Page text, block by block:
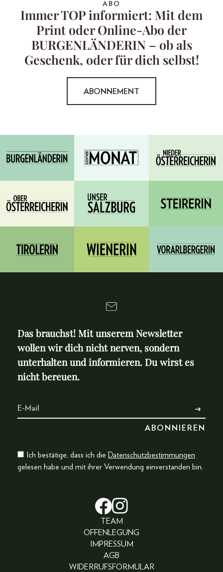
ABO
Immer TOP informiert: Mit dem
Print oder Online-Abo der
BURGENLÄNDERIN – ob als
Geschenk, oder für dich selbst!
ABONNEMENT
Das brauchst! Mit unserem Newsletter
wollen wir dich nicht nerven, sondern
unterhalten und informieren. Du wirst es
nicht bereuen.
Ich bestätige, dass ich die Datenschutzbestimmungen
gelesen habe und mit ihrer Verwendung einverstanden bin.
TEAM
OFFENLEGUNG
IMPRESSUM
AGB
WIDERRUFSFORMULAR